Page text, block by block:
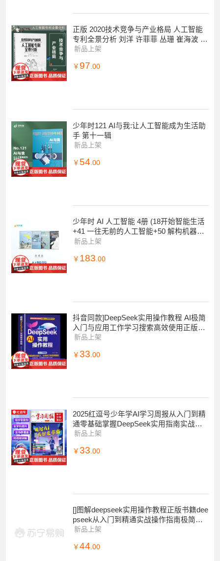
正版 2020技术竞争与产业格局 人工智能
专利全景分析 刘洋 许菲菲 丛珊 崔海波 刘
庆琳 知识产权出版社
新品上架
￥ 97.00
少年时121 AI与我:让人工智能成为生活助
手 第十一辑
新品上架
￥ 54.00
少年时 AI 人工智能 4册 (18开始智能生活
+41 一往无前的人工智能+50 解构机器人+
85 2020年代智能生活
新品上架
￥ 183 .00
抖音同款]DeepSeek实用操作教程 AI极简
入门与应用工作学习搜索高效使用正版人
工智能书籍deepseek从入门到精
新品上架
￥ 33.00
2025红逗号少年学AI学习周报从入门到精
通零基础掌握DeepSeek实用指南实战完
整版使用教程书极简与应用提示词人工智
新品上架
￥ 33 .00
[]图解deepseek实用操作教程正版书籍dee
pseek从入门到精通实战操作指南极简入
门与应用完整版教程书小
新品上架
￥ 44.00